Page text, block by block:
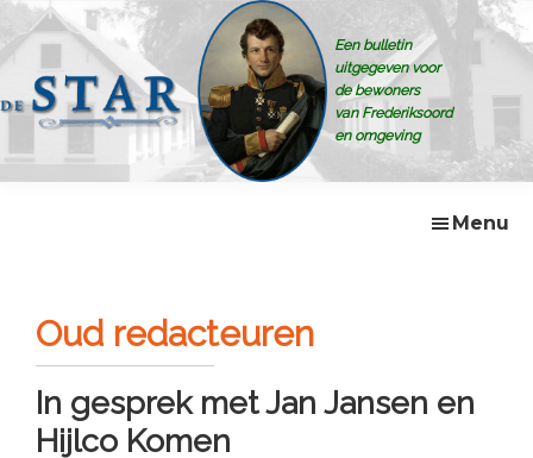
Skip
primary
navigation
Skip
main
content
Skip
footer
Een bulletin
uitgegeven voor
de bewoners
van Frederiksoord
en omgeving
Menu
Oud redacteuren
In gesprek met Jan Jansen en
Hijlco Komen